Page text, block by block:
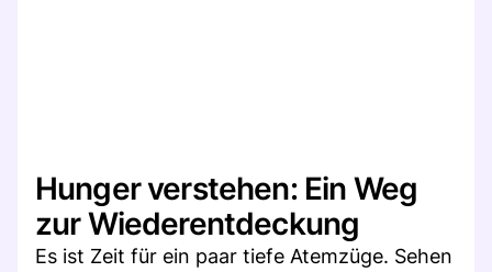
Hunger verstehen: Ein Weg
zur Wiederentdeckung
Es ist Zeit für ein paar tiefe Atemzüge. Sehen